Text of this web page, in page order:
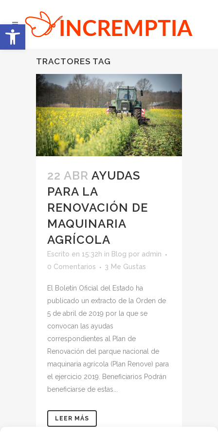
Abrir barra de herramientas
TRACTORES TAG
22 ABR AYUDAS
PARA LA
RENOVACIÓN DE
MAQUINARIA
AGRÍCOLA
Escrito en 15:32h in Blog por admin
0 Comentarios
3 Me Gustas
El Boletín Oficial del Estado ha
publicado un extracto de la Orden de
5 de abril de 2019 por la que se
convocan las ayudas
correspondientes al Plan de
Renovación del parque nacional de
maquinaria agrícola (Plan Renove) para
el ejercicio 2019. Beneficiarios Podrán
beneficiarse de estas...
LEER MÁS